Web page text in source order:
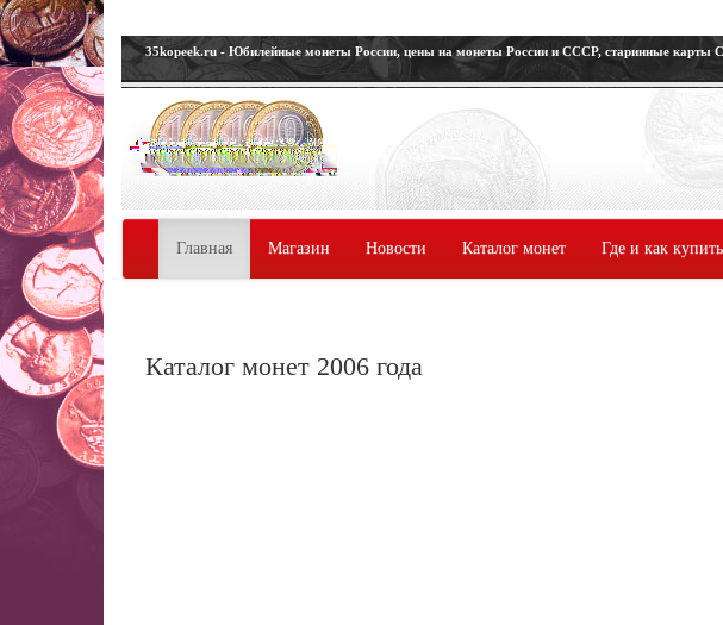
35kopeek.ru - Юбилейные монеты России, цены на монеты России и СССР, старинные карты
Главная Магазин Новости Каталог монет Где и как
Каталог монет 2006 года